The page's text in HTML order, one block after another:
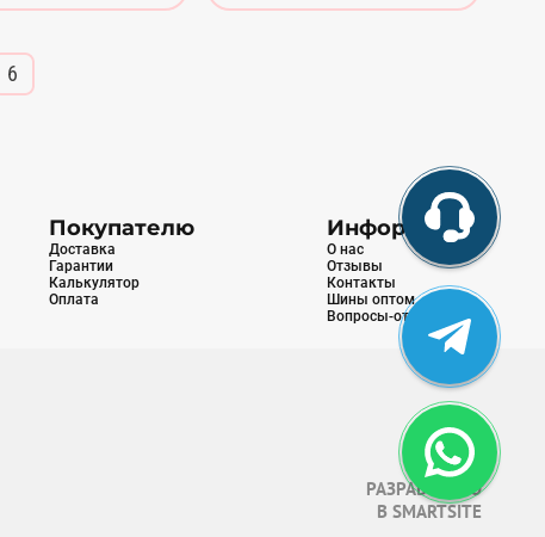
6
Покупателю
Доставка
Гарантии
Калькулятор
Оплата
Информация
О нас
Отзывы
Контакты
Шины оптом
Вопросы-ответы
РАЗРАБОТАНО
В SMARTSITE